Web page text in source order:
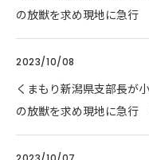
の放獣を求め現地に急行
2023/10/08
くまもり新潟県支部長が
の放獣を求め現地に急行